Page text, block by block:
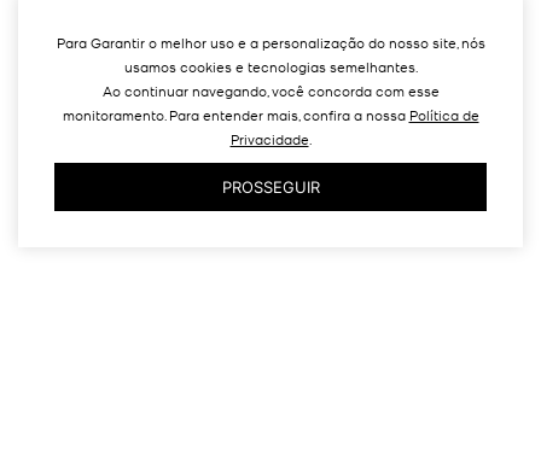
Para Garantir o melhor uso e a personalização do nosso site, nós
usamos cookies e tecnologias semelhantes.
Ao continuar navegando, você concorda com esse
monitoramento. Para entender mais, confira a nossa Política de
Privacidade.
PROSSEGUIR